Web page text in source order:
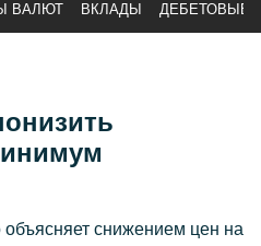
ВАЛЮТ ВКЛАДЫ ДЕБЕТОВЫЕ
снижением цен на